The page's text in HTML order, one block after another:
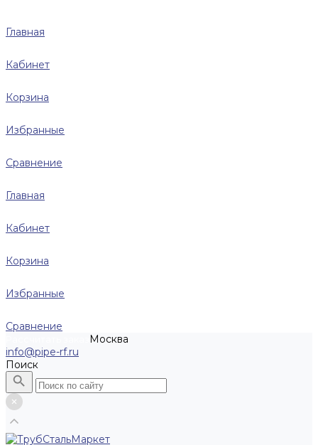
Главная
Кабинет
Корзина
Избранные
Сравнение
Главная
Кабинет
Корзина
Избранные
Сравнение
Москва
info@pipe-rf.ru
Поиск